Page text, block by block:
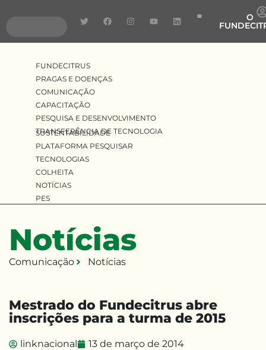
O
SUSTENTABILIDADE
PLATAFORMA PESQUISAR
TECNOLOGIAS
COLHEITA
NOTÍCIAS
PES
FUNDECITRUS
PRAGAS E DOENÇAS
COMUNICAÇÃO
CAPACITAÇÃO
PESQUISA E DESENVOLVIMENTO
TRANSFERÊNCIA DE TECNOLOGIA
Notícias
Comunicação Notícias
linknacional 13 de março de 2014
Mestrado do Fundecitrus abre
inscrições para a turma de 2015